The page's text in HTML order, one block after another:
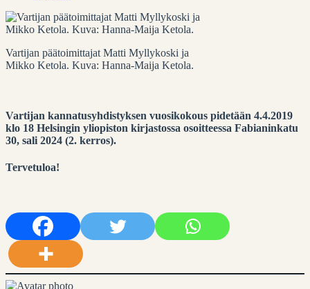
Vartijan päätoimittajat Matti Myllykoski ja
Mikko Ketola. Kuva: Hanna-Maija Ketola.
Vartijan kannatusyhdistyksen vuosikokous pidetään 4.4.2019
klo 18 Helsingin yliopiston kirjastossa osoitteessa Fabianinkatu
30, sali 2024 (2. kerros).
Tervetuloa!